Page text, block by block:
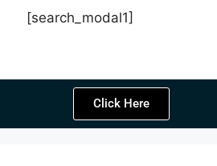
[search_modal1]
Click Here